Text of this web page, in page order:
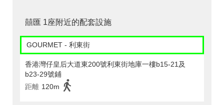
囍匯 1座附近的配套設施
GOURMET - 利東街
香港灣仔皇后大道東200號利東街地庫一樓b15-21及
b23-29號鋪
距離 120m